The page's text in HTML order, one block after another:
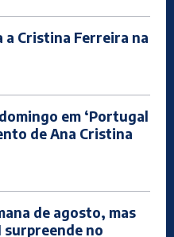
a Cristina Ferreira na
em ‘Portugal
de Ana Cristina
de agosto, mas
surpreende no